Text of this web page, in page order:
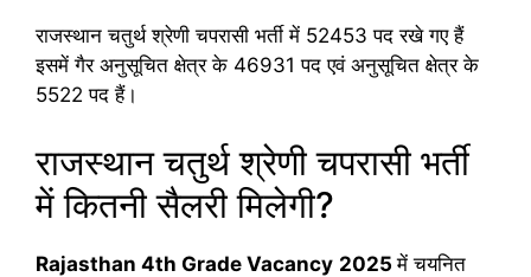
राजस्थान चतुर्थ श्रेणी चपरासी भर्ती में 52453 पद रखे गए हैं
इसमें गैर अनुसूचित क्षेत्र के 46931 पद एवं अनुसूचित क्षेत्र के
5522 पद हैं।
राजस्थान चतुर्थ श्रेणी चपरासी भर्ती
में कितनी सैलरी मिलेगी?
Rajasthan 4th Grade Vacancy 2025में चयनित